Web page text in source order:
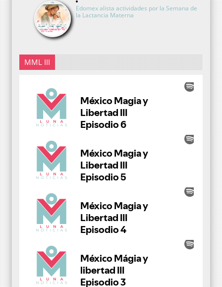
Edomex alista actividades por la Semana de
la Lactancia Materna
MML III